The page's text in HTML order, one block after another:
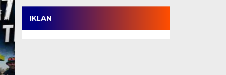
IKLAN